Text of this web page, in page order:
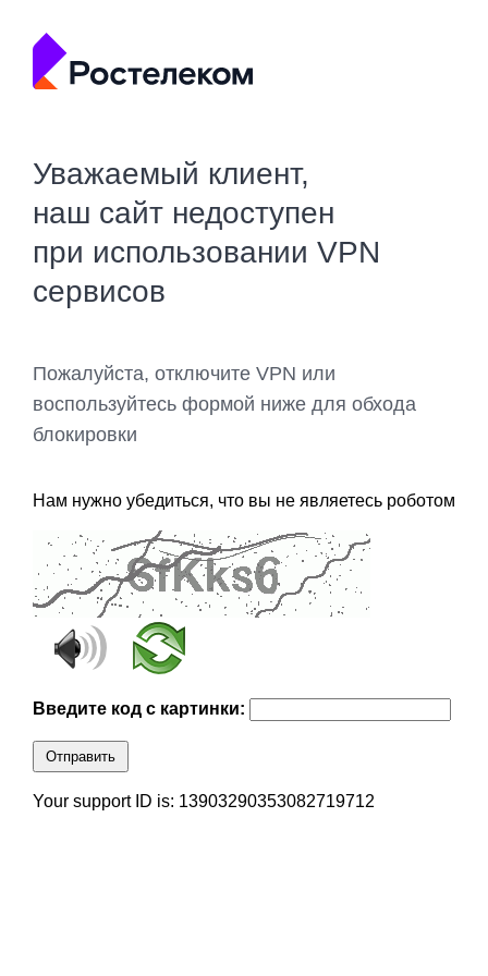
Уважаемый клиент,
наш сайт недоступен
при использовании VPN
сервисов
Пожалуйста, отключите VPN или
воспользуйтесь формой ниже для обхода
блокировки
Нам нужно убедиться, что вы не являетесь роботом
Введите код с картинки:
Отправить
Your support ID is: 13903290353082719712